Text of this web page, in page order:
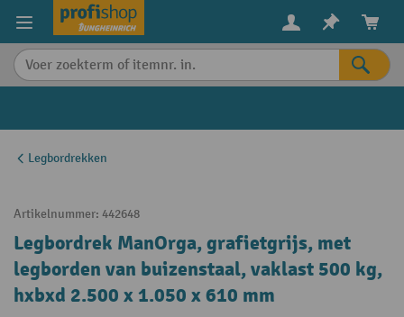
content
Legbordrekken
Artikelnummer: 442648
Legbordrek ManOrga, grafietgrijs, met
legborden van buizenstaal, vaklast 500 kg,
hxbxd 2.500 x 1.050 x 610 mm